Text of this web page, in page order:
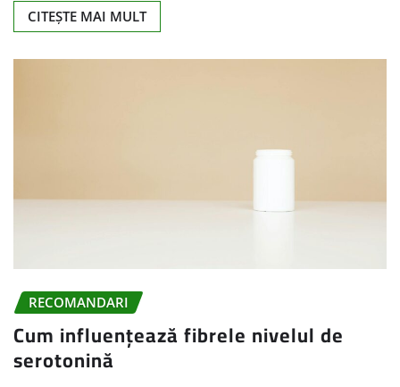
CITEȘTE MAI MULT
RECOMANDARI
Cum influențează fibrele nivelul de
serotonină